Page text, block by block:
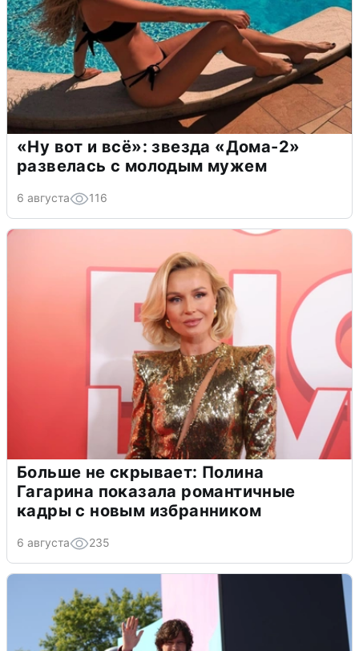
«Ну вот и всё»: звезда «Дома-2»
развелась с молодым мужем
6 августа 116
Больше не скрывает: Полина
Гагарина показала романтичные
кадры с новым избранником
6 августа 235